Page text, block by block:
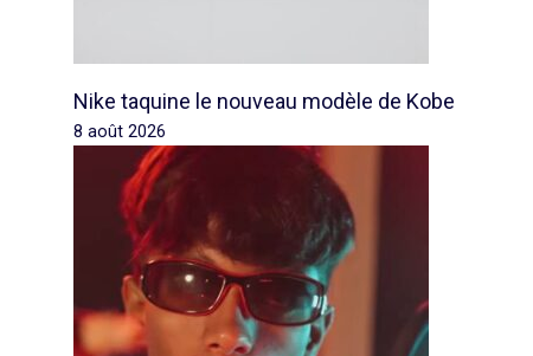
Nike taquine le nouveau modèle de Kobe
8 août 2026